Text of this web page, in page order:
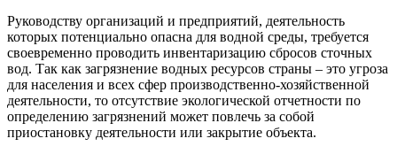
Руководству организаций и предприятий, деятельность
которых потенциально опасна для водной среды, требуется
своевременно проводить инвентаризацию сбросов сточных
вод. Так как загрязнение водных ресурсов страны – это угроза
для населения и всех сфер производственно-хозяйственной
деятельности, то отсутствие экологической отчетности по
определению загрязнений может повлечь за собой
приостановку деятельности или закрытие объекта.